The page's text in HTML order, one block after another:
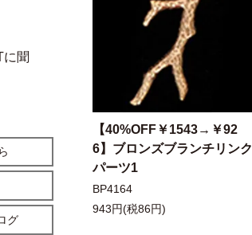
【40%OFF￥1543→￥92
6】ブロンズブランチリンク
パーツ1
BP4164
943円(税86円)
に聞
グ